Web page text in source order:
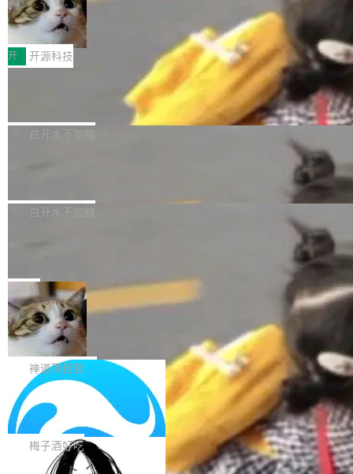
共吸引来自全球工业界与学术界的1...
程、办公、科研以及长周期任务等方面实现了全
面提升。它不仅能应对更具挑战性的问题，还能
更可靠地端到端完成复杂任务，输出值得信赖的
成果。 全球开发者都可通过千问 AI 平台获得 Q
wen3.8 的 API 服务：国内每百万 Tok...
权重已经上传至 Hugging Face。 去年国内的视
频生成模型还在追 Runway 和 Pika 的参数，今
天 MiniMax H3 从架构到许可都摆上台面了。一
个模型，三个模块，两个开源。 H3 由三个模块
组成：H3-Context-IR 负责多模态指令理解和编
排（闭源，提供 API）；H3-Base 是核心生成模
型，33B 参数，负责 768p 音视频生成（开
DeepSeek-V4-Flash正式版API上线超
算互联网
近日，DeepSeek-V4-Flash 正式版 API 开启公
开测试。国家超算互联网正式上线 DeepSeek-V
4-Flash 正式版（DeepSeek-V4-Flash-0731）
模型 API 调用服务和模型文件。 DeepSeek-V4-
Flash-0731 经过大量后训练工作，智能体能力
大幅增强，指令遵循能力大幅增强。在多项基准
模型 API 调用服务，用户无需繁琐环境配置，一
开 开源科技
Docker 29.7.1 现已发布，具体更新内容如下：
Bug fixes and enhancements 修复了一个回归
绝遍历绝对符号链接的容器路径，例如/var/run -
更新说明：https://github.com/moby/...
白开水不加糖
计语言和 React 组件库。Ant Design 6.5.3 现
ut.OTP 的 mask 为 true 时仍显示原始值的问
题。#58805 修复 Input.TextArea 调整大小手柄
在触摸设备上显示为小圆点的问题。#58812 Ty
pography 优化 Typography 省略提示在大列表
中的渲染性能。#58806 修复 Typography...
白开水不加糖
比它便宜的。 Artificial Analysis 更新了 DeepS
eek V4 Flash 0731 的完整评测。一张 Intellige
nce Index vs Cost per Task 的散点图上，13
个模型排成一列，V4 Flash 贴着底部：$0.03
一次任务。 V4 Flash 的 Intelligence Index 得
分 50，在 101 个模型中排第 3。排在它前面
的：Claude Opus 5（61 分）、Claude Fable
5（60 分）、GPT-5.6 Sol（59 分）、Kimi K3
（57 分）、Grok 4...
局
禅道开源版 22.4 发布，内置 DevOps4.
0 正式版，提供从代码提交到交付的全
生命周期的管理能力
大家好， 禅道开源版22.4发布啦！本次发布我们
带来了DevOps4.0系列的首个正式版本。 DevO
ps4.0内置与禅道DevOps专业版同源的代码管理
核心，依托于全自研的GitFox代码托管引擎，我
们提供了从代码提交到交付的全生命周期的管理
能力。同时，我们 对禅道DevOps现有底层代码
进行了革命性的重构，为后续AI辅助编程、智能
Solon 的 10 种 HTTP 服务器：改一行
依赖，换一个引擎
用 Solon 做线上项目有一阵子了，有个点总让新
接触的人觉得意外：服务器引擎是让你选的。 S
olon 内核约 0.3MB，不内置固定的 HTTP 服务
梅子酒好吃